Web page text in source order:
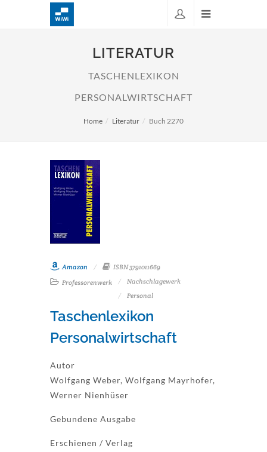
LITERATUR
TASCHENLEXIKON
PERSONALWIRTSCHAFT
Home Literatur Buch 2270
Amazon
ISBN 3791011669
Professorenwerk
Nachschlagewerk
Personal
Taschenlexikon
Personalwirtschaft
Autor
Wolfgang Weber, Wolfgang Mayrhofer,
Werner Nienhüser
Gebundene Ausgabe
Erschienen / Verlag